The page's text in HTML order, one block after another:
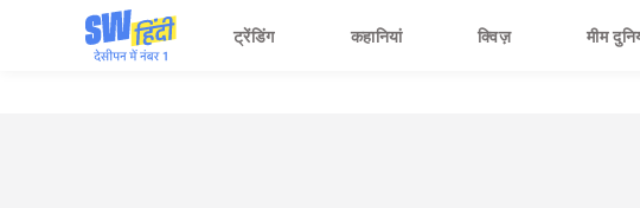
ट्रेंडिंग कहानियां क्विज़ मीम